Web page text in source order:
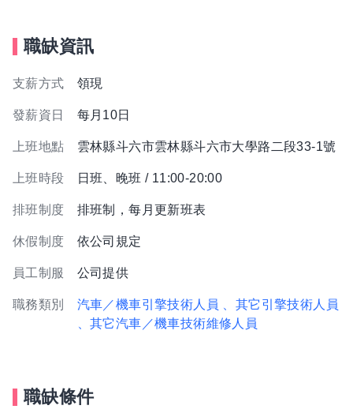
職缺資訊
支薪方式 領現
發薪資日 每月10日
上班地點 雲林縣斗六市雲林縣斗六市大學路二段33-1號
上班時段 日班、晚班 / 11:00-20:00
排班制度 排班制，每月更新班表
休假制度 依公司規定
員工制服 公司提供
職務類別 汽車／機車引擎技術人員
、其它引擎技術人員
、其它汽車／機車技術維修人員
職缺條件